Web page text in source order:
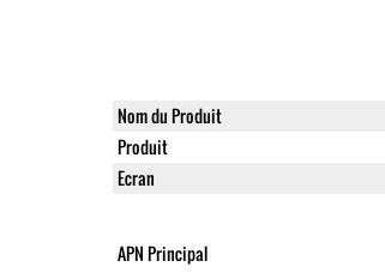
Nom du Produit
Produit
Ecran
APN Principal